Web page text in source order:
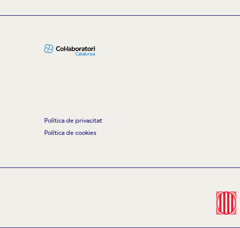
Política de privacitat
Política de cookies